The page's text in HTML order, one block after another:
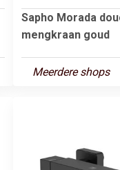
Sapho Morada
mengkraan goud
Meerdere shops